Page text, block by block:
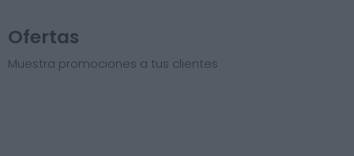
Ofertas
Muestra promociones a tus clientes